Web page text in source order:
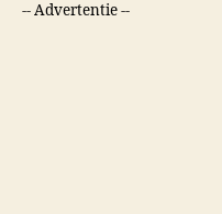
-- Advertentie --